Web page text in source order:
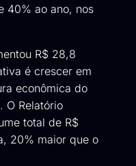
40% ao ano, nos
R$ 28,8
é crescer em
econômica do
O Relatório
total de R$
20% maior que o